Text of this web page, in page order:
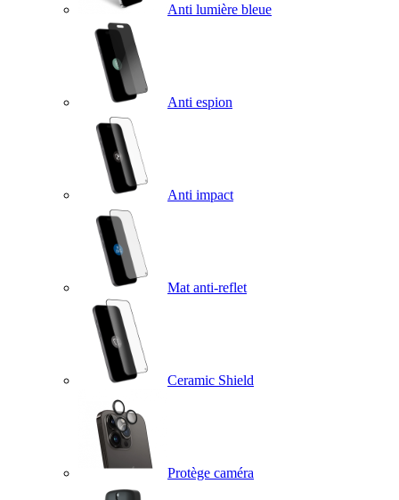
Anti lumière bleue
Anti espion
Anti impact
Mat anti-reflet
Ceramic Shield
Protège caméra